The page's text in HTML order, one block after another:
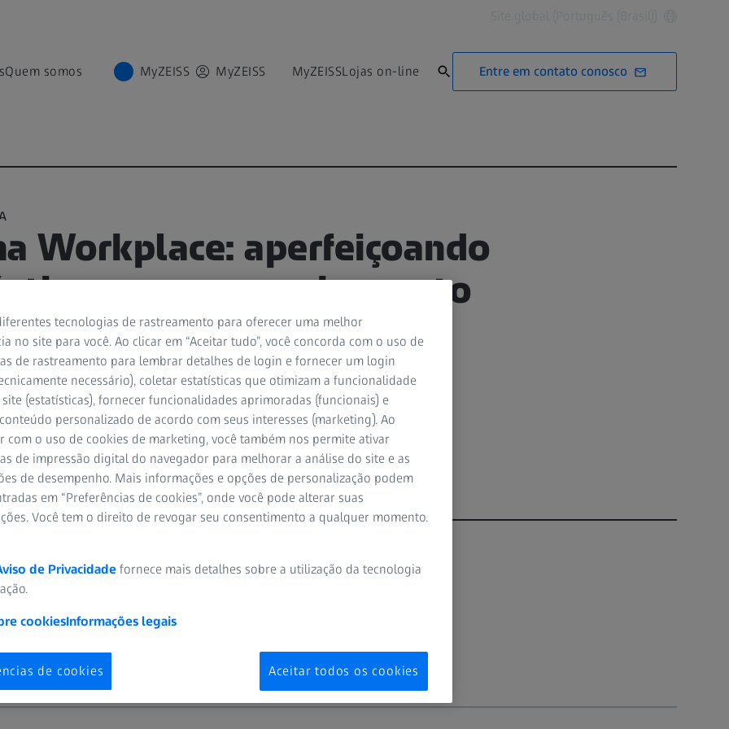
Quem somos MyZEISS MyZEISS MyZEISSLojas on-line Entre em contato conosco
Workplace: aperfeiçoando
e o acompanhamento
função com o FORUM Glaucoma Workplace;
deteção da progressão do glaucoma
ASSISTIR
MD, PhD, FEBO
tecnologias de rastreamento para oferecer uma melhor
no site para você. Ao clicar em “Aceitar tudo”, você concorda com o uso de
de rastreamento para lembrar detalhes de login e fornecer um login
necessário), coletar estatísticas que otimizam a funcionalidade
(estatísticas), fornecer funcionalidades aprimoradas (funcionais) e
personalizado de acordo com seus interesses (marketing). Ao
com o uso de cookies de marketing, você também nos permite ativar
de impressão digital do navegador para melhorar a análise do site e as
de desempenho. Mais informações e opções de personalização podem
em “Preferências de cookies”, onde você pode alterar suas
Você tem o direito de revogar seu consentimento a qualquer momento.
de Privacidade fornece mais detalhes sobre a utilização da tecnologia
cookiesInformações legais
de cookies Aceitar todos os cookies